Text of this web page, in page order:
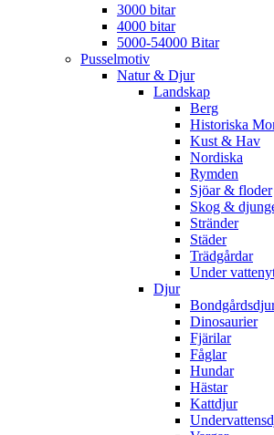
3000 bitar
4000 bitar
5000-54000 Bitar
Pusselmotiv
Natur & Djur
Landskap
Berg
Historiska
Kust & Hav
Nordiska
Rymden
Sjöar & floder
Skog &
Stränder
Städer
Trädgårdar
Under
Djur
Dinosaurier
Fjärilar
Fåglar
Hundar
Hästar
Kattdjur